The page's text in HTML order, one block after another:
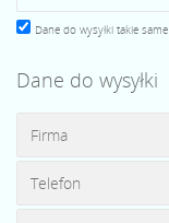
Dane do wysyłki takie same
Dane do wysyłki